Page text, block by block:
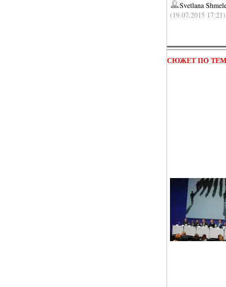
Svetlana
(19.07.2015 17:21)
СЮЖЕТ ПО